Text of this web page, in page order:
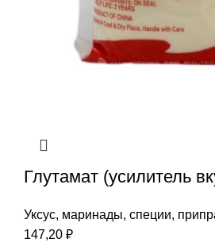
Глутамат (усилитель
Уксус, маринады, специи,
147,20 ₽